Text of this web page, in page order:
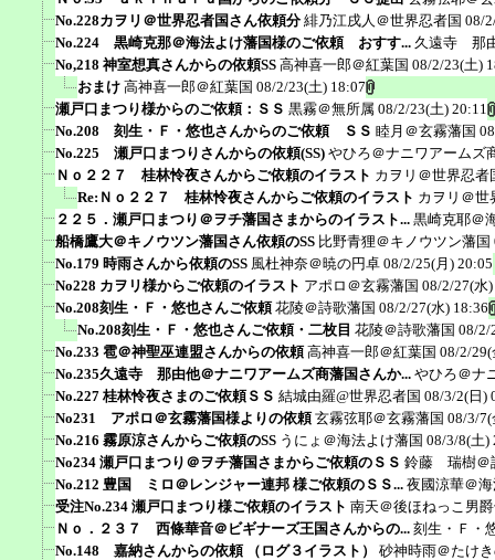
No.228カヲリ＠世界忍者国さん依頼分 緋乃江戌人＠世界忍者国 08/
No.224 黒崎克那＠海法よけ藩国様のご依頼 おすす... 久遠寺 那
No,218 神室想真さんからの依頼SS 高神喜一郎＠紅葉国 08/2/23(土)
おまけ 高神喜一郎＠紅葉国 08/2/23(土) 18:07
瀬戸口まつり様からのご依頼：ＳＳ 黒霧＠無所属 08/2/23(土) 20:11
No.208 刻生・Ｆ・悠也さんからのご依頼 ＳＳ 睦月＠玄霧藩国
No.225 瀬戸口まつりさんからの依頼(SS) やひろ＠ナニワアームズ
Ｎｏ２２７ 桂林怜夜さんからご依頼のイラスト カヲリ＠世界忍者
Re:Ｎｏ２２７ 桂林怜夜さんからご依頼のイラスト カヲリ＠世
２２５．瀬戸口まつり＠ヲチ藩国さまからのイラスト... 黒崎克耶＠
船橋鷹大＠キノウツン藩国さん依頼のSS 比野青狸＠キノウツン藩国
No.179 時雨さんから依頼のSS 風杜神奈＠暁の円卓 08/2/25(月) 20:05
No228 カヲリ様からご依頼のイラスト アポロ＠玄霧藩国 08/2/27(水
No.208刻生・Ｆ・悠也さんご依頼 花陵＠詩歌藩国 08/2/27(水) 18:36
No.208刻生・Ｆ・悠也さんご依頼・二枚目 花陵＠詩歌藩国 08/2/
No.233 雹＠神聖巫連盟さんからの依頼 高神喜一郎＠紅葉国 08/2/29(
No.235久遠寺 那由他＠ナニワアームズ商藩国さんか... やひろ＠ナ
No.227 桂林怜夜さまのご依頼ＳＳ 結城由羅@世界忍者国 08/3/2(日)
No231 アポロ＠玄霧藩国様よりの依頼 玄霧弦耶＠玄霧藩国 08/3/7(
No.216 霧原涼さんからご依頼のSS うにょ＠海法よけ藩国 08/3/8(土)
No234 瀬戸口まつり＠ヲチ藩国さまからご依頼のＳＳ 鈴藤 瑞樹＠
No.212 豊国 ミロ＠レンジャー連邦 様ご依頼のＳＳ... 夜國涼華＠
受注No.234 瀬戸口まつり様ご依頼のイラスト 南天＠後ほねっこ男
Ｎｏ．２３７ 西條華音＠ビギナーズ王国さんからの... 刻生・Ｆ・
No.148 嘉納さんからの依頼 （ログ３イラスト）
砂神時雨＠たけ